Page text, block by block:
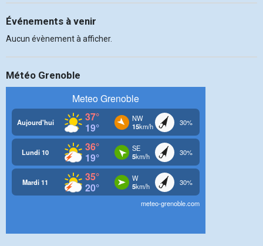
Événements à venir
Aucun évènement à afficher.
Météo Grenoble